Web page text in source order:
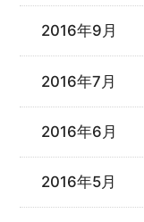
2016年9月
2016年7月
2016年6月
2016年5月